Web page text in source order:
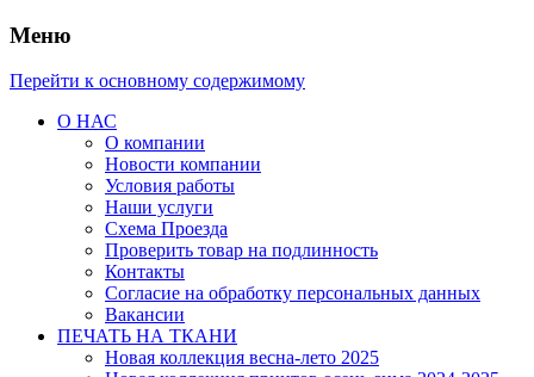
Меню
Перейти к основному содержимому
О НАС
О компании
Новости компании
Условия работы
Наши услуги
Схема Проезда
Проверить товар на подлинность
Контакты
Согласие на обработку персональных данных
Вакансии
ПЕЧАТЬ НА ТКАНИ
Новая коллекция весна-лето 2025